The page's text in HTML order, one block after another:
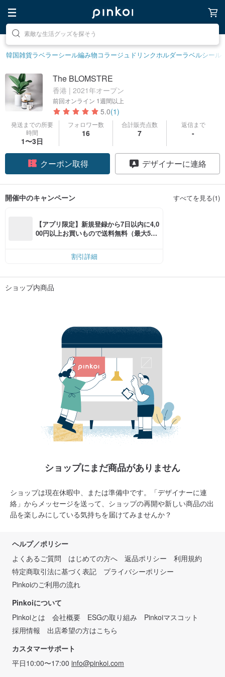
素敵な生活グッズを探そう
話題のアイテムを探そう
韓国雑貨ラベラーシール編み物コラージュ ドリンクホルダーラベルシール
The BLOMSTRE
香港 | 2021年オープン
前回オンライン 1週間以上
5.0(1)
発送までの所要
時間
1〜3日
フォロワー数
16
合計販売点数
7
返信まで
-
クーポン取得
デザイナーに連絡
開催中のキャンペーン すべてを見る(1)
【アプリ限定】新規登録から7日以内に4,0
00円以上お買いもので送料無料（最大500
割引詳細
ショップ内商品
ショップにまだ商品がありません
ショップは現在休暇中、または準備中です。「デザイナーに連
絡」からメッセージを送って、ショップの再開や新しい商品の出
品を楽しみにしている気持ちを届けてみませんか？
ヘルプ／ポリシー
よくあるご質問
はじめての方へ 返品ポリシー
利用規約
特定商取引法に基づく表記
プライバシーポリシー
Pinkoiのご利用の流れ
Pinkoiについて
Pinkoiとは
会社概要 ESGの取り組み
Pinkoiマスコット
採用情報
出店希望の方はこちら
カスタマーサポート
平日10:00〜17:00 info@pinkoi.com